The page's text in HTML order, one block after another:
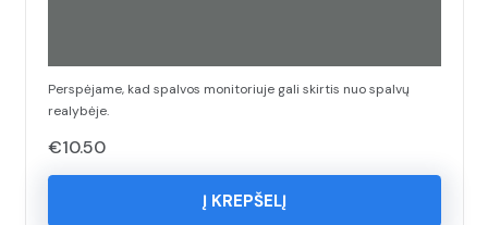
Perspėjame, kad spalvos monitoriuje gali skirtis nuo spalvų
realybėje.
€10.50
Į KREPŠELĮ